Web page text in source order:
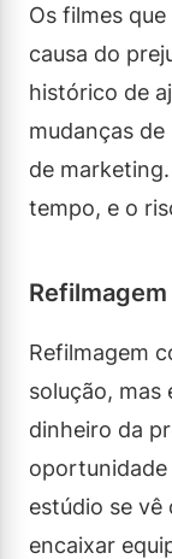
Os filmes
causa do
histórico de
mudanças
de
tempo, e o
Refilmagem
solução, mas
dinheiro da
oportunidade
estúdio se vê
encaixar